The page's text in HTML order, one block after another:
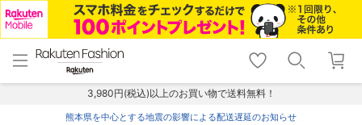
menu home
トップ
shopping_cart lock_outline
ログイン
3,980円(税込)以上のお買い物で送料無料！
熊本県を中心とする地震の影響による配送遅延のお知らせ